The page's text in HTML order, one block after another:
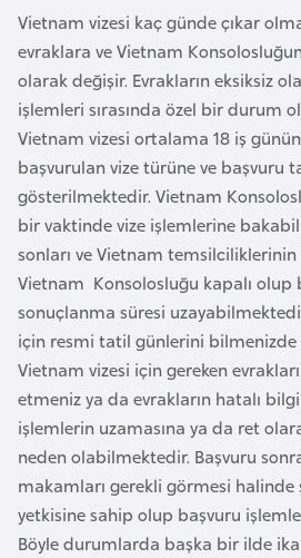
Vietnam vizesi kaç günde çıkar
evraklara ve Vietnam
olarak değişir. Evrakların eksiksiz
işlemleri sırasında özel bir durum
Vietnam vizesi ortalama 18 iş
başvurulan vize türüne ve başvuru
gösterilmektedir. Vietnam
bir vaktinde vize işlemlerine
sonları ve Vietnam
Vietnam Konsolosluğu kapalı olup
sonuçlanma süresi
için resmi tatil günlerini bilmenizde
Vietnam vizesi için gereken
etmeniz ya da evrakların hatalı
işlemlerin uzamasına ya da ret
neden olabilmektedir. Başvuru
makamları gerekli görmesi halinde
yetkisine sahip olup başvuru
Böyle durumlarda başka bir ilde
n
d
i
y
a
F
a
n
s
a
a
b
o
n